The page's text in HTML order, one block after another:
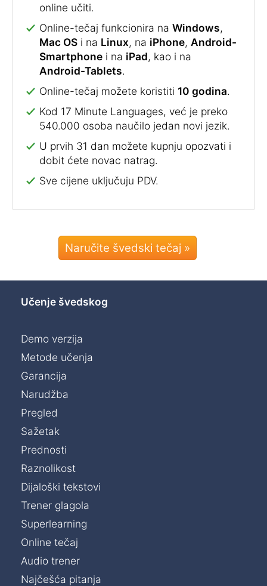
online učiti.
Online-tečaj funkcionira na Windows,
Mac OS i na Linux, na iPhone, Android-
Smartphone i na iPad, kao i na
Android-Tablets.
Online-tečaj možete koristiti 10 godina.
Kod 17 Minute Languages, već je preko
540.000 osoba naučilo jedan novi jezik.
U prvih 31 dan možete kupnju opozvati i
dobit ćete novac natrag.
Sve cijene uključuju PDV.
Naručite švedski tečaj »
Učenje švedskog
Demo verzija
Metode učenja
Garancija
Narudžba
Pregled
Sažetak
Prednosti
Raznolikost
Dijaloški tekstovi
Trener glagola
Superlearning
Online tečaj
Audio trener
Najčešća pitanja